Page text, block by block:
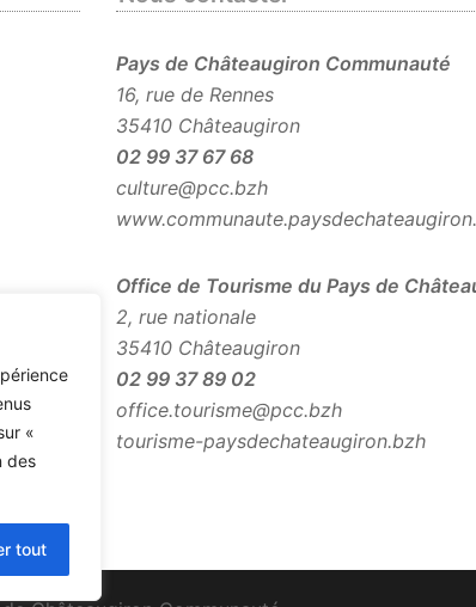
«
des
tout
Pays de Châteaugiron Communauté
16, rue de Rennes
35410 Châteaugiron
02 99 37 67 68
culture@pcc.bzh
Office de Tourisme du Pays de
2, rue nationale
35410 Châteaugiron
02 99 37 89 02
office.tourisme@pcc.bzh
tourisme-paysdechateaugiron.bzh